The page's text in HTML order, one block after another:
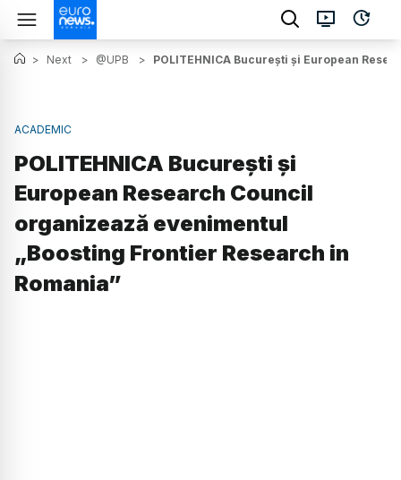
> Next > @UPB > POLITEHNICA București și European
ACADEMIC
POLITEHNICA București și
European Research Council
organizează evenimentul
„Boosting Frontier Research in
Romania”